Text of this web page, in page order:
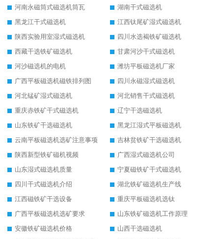
河南永磁筒式磁选机筒瓦
湖南干式磁选机
黑龙江干式磁选机
江西钛尾矿湿式磁选机
陕西实验用室湿式磁选机
四川水选褐铁矿磁选机
西藏干选铁矿磁选机
甘肃河沙干式磁选机
河沙磁选机的电机
潍坊平板磁选机厂家
广西平板磁选机磁铁排列图
四川永磁湿式磁选机
河北锰矿湿式磁选机
河北销售干式磁选机
重庆赤铁矿干式磁选机
辽宁干选磁选机
山东铁矿干选磁选机
黑龙江湿式平板磁选机
云南平板磁选机选矿注意事项
吉林贫铁矿干选磁选机
陕西新型铁矿磁机视频
广西湿式磁选机公司
山东湿式磁选机质量
宁夏磁铁矿干式磁选机
四川干式磁选机介绍
湖北铁矿磁选机生产线
江西磁铁矿干选设备
重庆平板磁选机选钛
广西平板磁选机选矿要求
山东铁矿磁选机工作原理
安徽铁矿磁选机价格
山西干选磁选机